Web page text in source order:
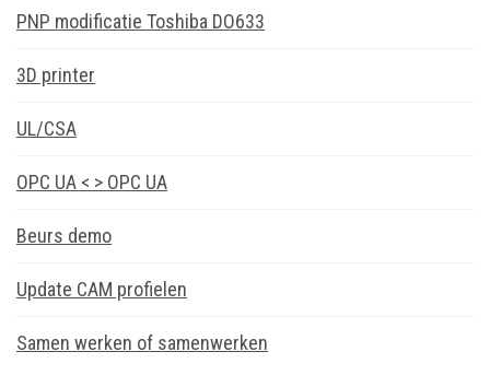
PNP modificatie Toshiba DO633
3D printer
UL/CSA
OPC UA < > OPC UA
Beurs demo
Update CAM profielen
Samen werken of samenwerken